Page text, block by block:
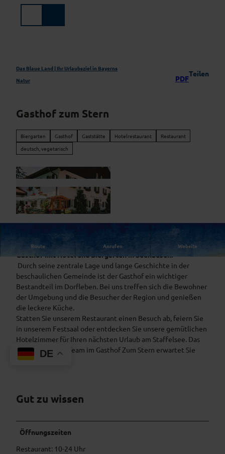
Das Blaue Land | Ihr Urlaubsziel in Bayerns
Natur
PDF
Teilen
Gasthof zum Stern
Biergarten Gasthof Gaststätte Hotelrestaurant
Restaurant
deutsch, vegetarisch
Route Anrufen Website
Der Gasthof Zum Stern ist ein bodenständiger, bayr.
Gasthof mit Hotel und Biergarten in Seehausen.
Durch seine zentrale Lage und lange Geschichte in der
beschaulichen Gemeinde ist der Gasthof ein wichtiger
Bestandteil im Dorfleben. Bei uns treffen sich die Bewohner
der Umgebung und die Besucher der Region und genießen
die leckere Küche.
Statten Sie unserem Restaurant einen Besuch ab, feiern Sie
in unserem Festsaal oder entdecken Sie unsere gemütlichen
Hotelzimmer für Ihren nächsten Urlaub am Staffelsee. Das
gastfreundliche Team im Gasthof Zum Stern erwartet Sie
bereits.
Gut zu wissen
Öffnungszeiten
Restaurant: 10-24 Uhr
DE